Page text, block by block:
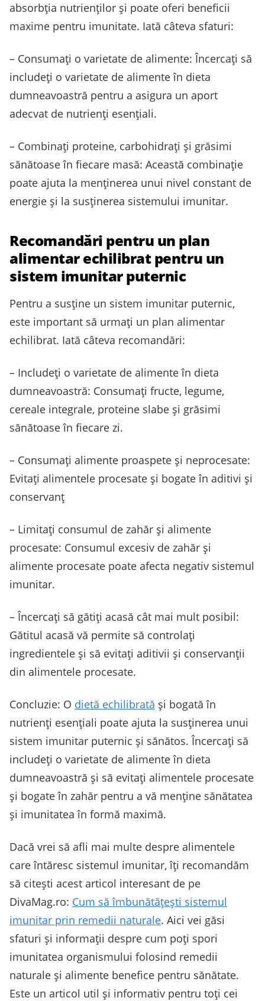
absorbția nutrienților și poate oferi beneficii
maxime pentru imunitate. Iată câteva sfaturi:
– Consumați o varietate de alimente: Încercați să
includeți o varietate de alimente în dieta
dumneavoastră pentru a asigura un aport
adecvat de nutrienți esențiali.
– Combinați proteine, carbohidrați și grăsimi
sănătoase în fiecare masă: Această combinație
poate ajuta la menținerea unui nivel constant de
energie și la susținerea sistemului imunitar.
Recomandări pentru un plan
alimentar echilibrat pentru un
sistem imunitar puternic
Pentru a susține un sistem imunitar puternic,
este important să urmați un plan alimentar
echilibrat. Iată câteva recomandări:
– Includeți o varietate de alimente în dieta
dumneavoastră: Consumați fructe, legume,
cereale integrale, proteine slabe și grăsimi
sănătoase în fiecare zi.
– Consumați alimente proaspete și neprocesate:
Evitați alimentele procesate și bogate în aditivi și
conservanț
– Limitați consumul de zahăr și alimente
procesate: Consumul excesiv de zahăr și
alimente procesate poate afecta negativ sistemul
imunitar.
– Încercați să gătiți acasă cât mai mult posibil:
Gătitul acasă vă permite să controlați
ingredientele și să evitați aditivii și conservanții
din alimentele procesate.
Concluzie: O dietă echilibrată și bogată în
nutrienți esențiali poate ajuta la susținerea unui
sistem imunitar puternic și sănătos. Încercați să
includeți o varietate de alimente în dieta
dumneavoastră și să evitați alimentele procesate
și bogate în zahăr pentru a vă menține sănătatea
și imunitatea în formă maximă.
Dacă vrei să afli mai multe despre alimentele
care întăresc sistemul imunitar, îți recomandăm
să citești acest articol interesant de pe
DivaMag.ro: Cum să îmbunătățești sistemul
imunitar prin remedii naturale. Aici vei găsi
sfaturi și informații despre cum poți spori
imunitatea organismului folosind remedii
naturale și alimente benefice pentru sănătate.
Este un articol util și informativ pentru toți cei